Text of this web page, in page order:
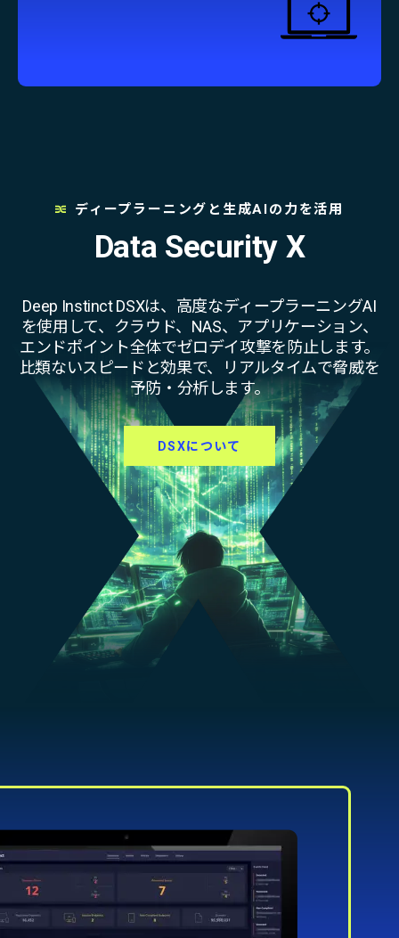
ディープラーニングと生成AIの力を活用
Data Security X
Deep Instinct DSXは、高度なディープラーニングAI
を使用して、クラウド、NAS、アプリケーション、
エンドポイント全体でゼロデイ攻撃を防止します。
比類ないスピードと効果で、リアルタイムで脅威を
予防・分析します。
DSXについて